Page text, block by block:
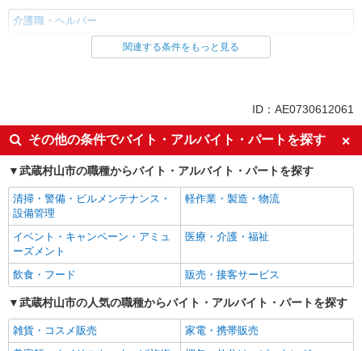
介護職・ヘルパー
同じ雇用形態から立川駅の求人を探す
入社日応相談
未経験歓迎
経験者・有資格者歓迎
新卒・第二新卒歓迎
女性活躍中
主婦・主夫歓迎
フリーター歓迎
学歴不問
ブランクOK
ミドル（40代～）活躍中
エルダー（50代～）活躍中
高収入・高額
ボーナス・賞与あり
昇給あり
完全週休2日制
フルタイム歓迎
禁煙・分煙
駅直結・駅チカ
車通勤OK
関連する条件をもっと見る
ID：AE0730612061
その他の条件でバイト・アルバイト・パートを探す
武蔵村山市の職種からバイト・アルバイト・パートを探す
清掃・警備・ビルメンテナンス・
設備管理
軽作業・製造・物流
イベント・キャンペーン・アミュ
ーズメント
医療・介護・福祉
飲食・フード 販売・接客サービス
武蔵村山市の人気の職種からバイト・アルバイト・パートを探す
雑貨・コスメ販売
家電・携帯販売